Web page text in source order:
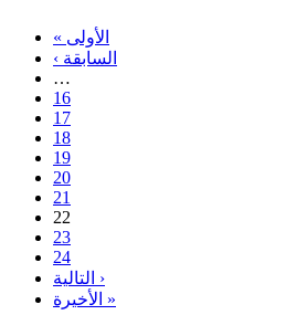
« الأولى
‹ السابقة
…
16
17
18
19
20
21
22
23
24
التالية ›
الأخيرة »